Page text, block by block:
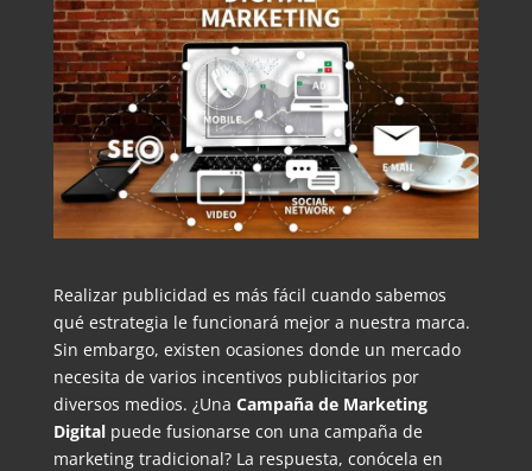
Realizar publicidad es más fácil cuando sabemos
qué estrategia le funcionará mejor a nuestra marca.
Sin embargo, existen ocasiones donde un mercado
necesita de varios incentivos publicitarios por
diversos medios. ¿Una Campaña de Marketing
Digitalpuede fusionarse con una campaña de
marketing tradicional? La respuesta, conócela en